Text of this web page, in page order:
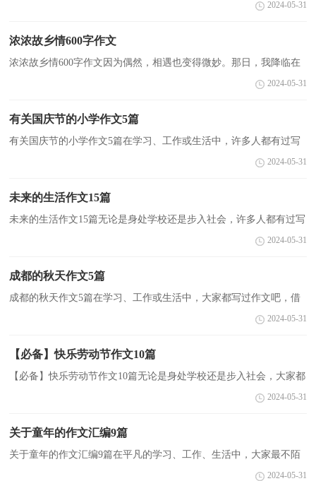
2024-05-31
浓浓故乡情600字作文
浓浓故乡情600字作文因为偶然，相遇也变得微妙。那日，我降临在
这片土上，便注定了我一生就要伴随着这片哺育我的土地。——题
2024-05-31
有关国庆节的小学作文5篇
有关国庆节的小学作文5篇在学习、工作或生活中，许多人都有过写
作文的经历，对作文都不陌生吧，作文是从内部言语向外部言语的过
2024-05-31
未来的生活作文15篇
未来的生活作文15篇无论是身处学校还是步入社会，许多人都有过写
作文的经历，对作文都不陌生吧，作文是通过文字来表达一个主题意
2024-05-31
成都的秋天作文5篇
成都的秋天作文5篇在学习、工作或生活中，大家都写过作文吧，借
助作文人们可以实现文化交流的目的。相信许多人会觉得作文很难写
2024-05-31
【必备】快乐劳动节作文10篇
【必备】快乐劳动节作文10篇无论是身处学校还是步入社会，大家都
跟作文打过交道吧，作文要求篇章结构完整，一定要避免无结尾作文
2024-05-31
关于童年的作文汇编9篇
关于童年的作文汇编9篇在平凡的学习、工作、生活中，大家最不陌
生的就是作文了吧，作文要求篇章结构完整，一定要避免无结尾作文
2024-05-31